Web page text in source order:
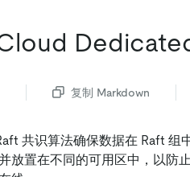
复制 Markdown
共识算法确保数据在 Raft 组
放置在不同的可用区中，以防